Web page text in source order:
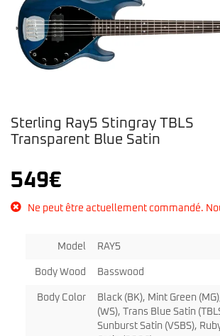
Sterling Ray5 Stingray TBLS
Transparent Blue Satin
549€
Ne peut être actuellement commandé.
Model RAY5
Body Wood Basswood
Body Color
Black (BK), Mint Green
(WS), Trans Blue Satin
Sunburst Satin (VSBS),